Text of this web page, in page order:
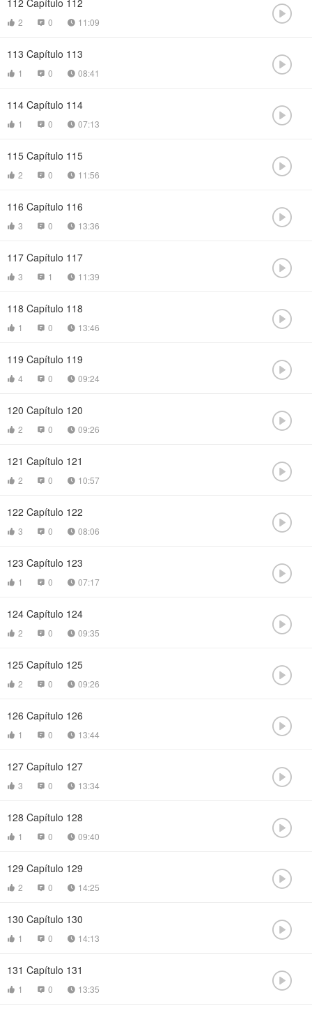
112 Capítulo 112
 2  0  11:09 
113 Capítulo 113
 1  0  08:41 
114 Capítulo 114
 1  0  07:13 
115 Capítulo 115
 2  0  11:56 
116 Capítulo 116
 3  0  13:36 
117 Capítulo 117
 3  1  11:39 
118 Capítulo 118
 1  0  13:46 
119 Capítulo 119
 4  0  09:24 
120 Capítulo 120
 2  0  09:26 
121 Capítulo 121
 2  0  10:57 
122 Capítulo 122
 3  0  08:06 
123 Capítulo 123
 1  0  07:17 
124 Capítulo 124
 2  0  09:35 
125 Capítulo 125
 2  0  09:26 
126 Capítulo 126
 1  0  13:44 
127 Capítulo 127
 3  0  13:34 
128 Capítulo 128
 1  0  09:40 
129 Capítulo 129
 2  0  14:25 
130 Capítulo 130
 1  0  14:13 
131 Capítulo 131
 1  0  13:35 